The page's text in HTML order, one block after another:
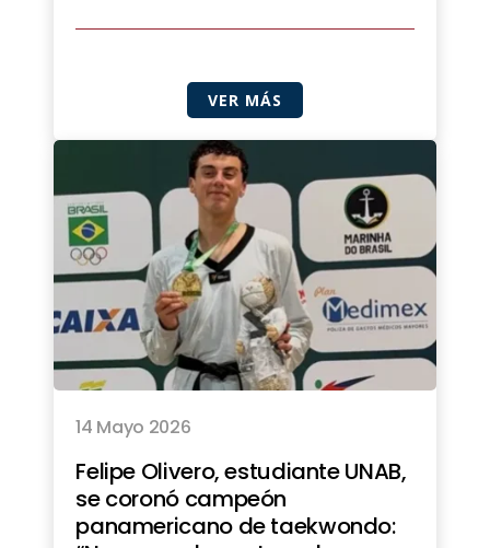
VER MÁS
14 Mayo 2026
Felipe Olivero, estudiante UNAB,
se coronó campeón
panamericano de taekwondo: